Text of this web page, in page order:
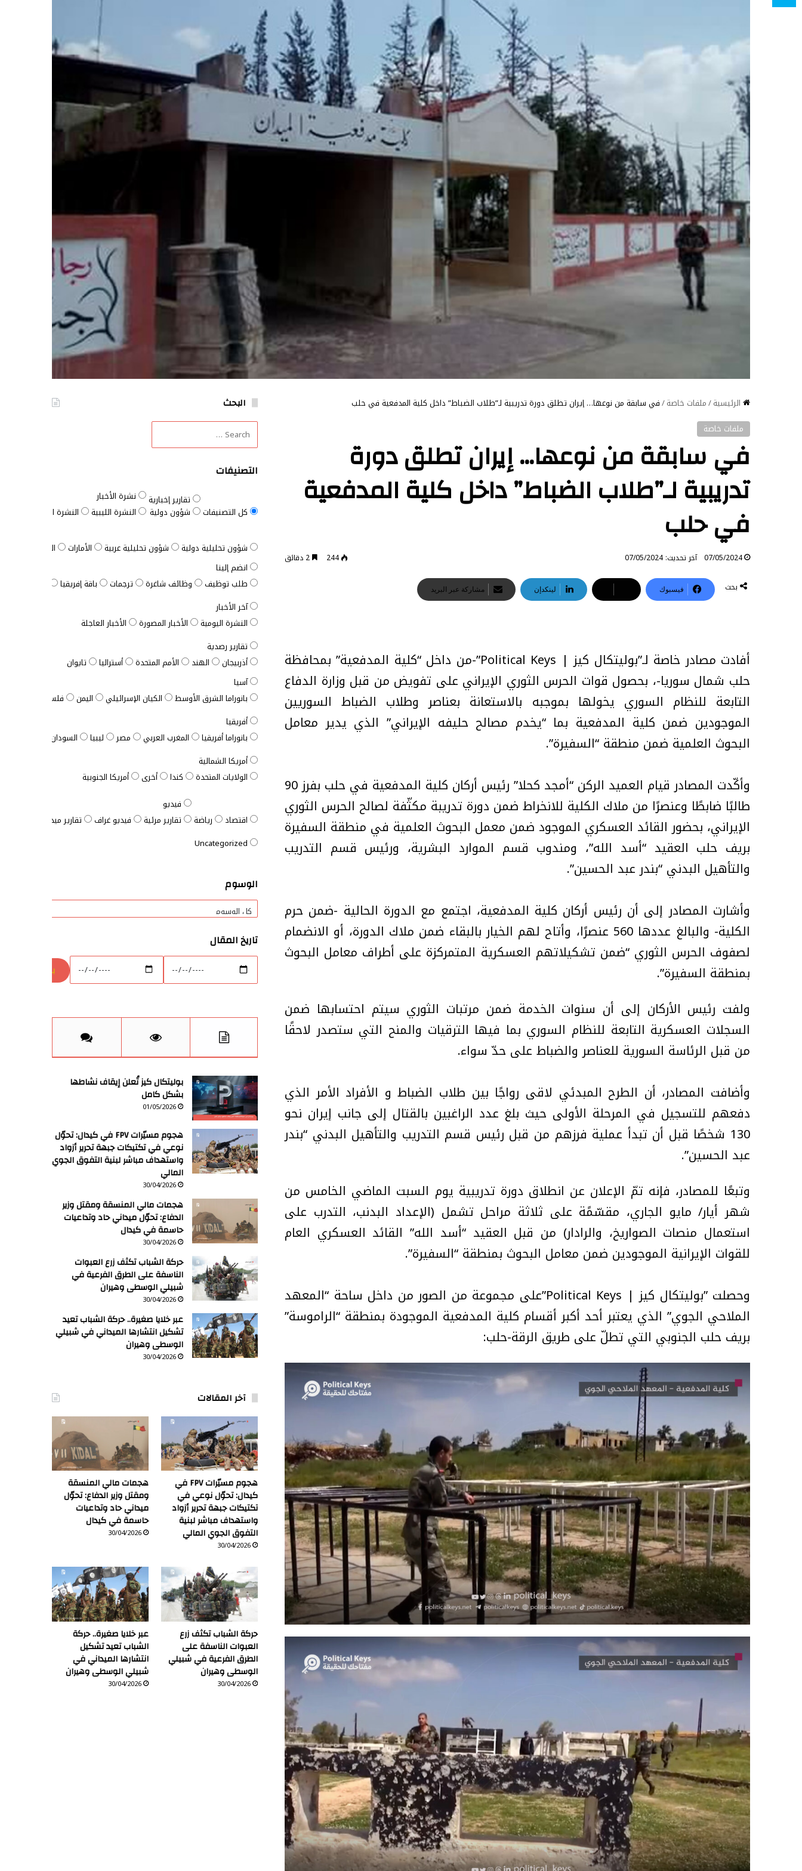
الرئيسية/ملفات خاصة/في سابقة من نوعها… إيران تطلق دورة تدريبية لـ”طلاب الضباط” داخل كلية المدفعية في حلب
ملفات خاصة
في سابقة من نوعها… إيران تطلق دورة
تدريبية لـ”طلاب الضباط” داخل كلية المدفعية
في حلب
07/05/2024 آخر تحديث: 07/05/2024 244
بحث فيسبوك لينكدإن مشاركة عبر البريد
أفادت مصادر خاصة لـ”بوليتكال كيز | Political Keys”-من داخل “كلية المدفعية” بمحافظة
حلب شمال سوريا-، بحصول قوات الحرس الثوري الإيراني على تفويض من قبل وزارة الدفاع
التابعة للنظام السوري يخولها بموجبه بالاستعانة بعناصر وطلاب الضباط السوريين
الموجودين ضمن كلية المدفعية بما “يخدم مصالح حليفه الإيراني” الذي يدير معامل
البحوث العلمية ضمن منطقة “السفيرة”.
وأكّدت المصادر قيام العميد الركن “أمجد كحلا” رئيس أركان كلية المدفعية في حلب بفرز 90
طالبًا ضابطًا وعنصرًا من ملاك الكلية للانخراط ضمن دورة تدريبة مكثّفة لصالح الحرس الثوري
الإيراني، بحضور القائد العسكري الموجود ضمن معمل البحوث العلمية في منطقة السفيرة
بريف حلب العقيد “أسد الله”، ومندوب قسم الموارد البشرية، ورئيس قسم التدريب
والتأهيل البدني “بندر عبد الحسين”.
وأشارت المصادر إلى أن رئيس أركان كلية المدفعية، اجتمع مع الدورة الحالية -ضمن حرم
الكلية- والبالغ عددها 560 عنصرًا، وأتاح لهم الخيار بالبقاء ضمن ملاك الدورة، أو الانضمام
لصفوف الحرس الثوري “ضمن تشكيلاتهم العسكرية المتمركزة على أطراف معامل البحوث
بمنطقة السفيرة”.
ولفت رئيس الأركان إلى أن سنوات الخدمة ضمن مرتبات الثوري سيتم احتسابها ضمن
السجلات العسكرية التابعة للنظام السوري بما فيها الترقيات والمنح التي ستصدر لاحقًا
من قبل الرئاسة السورية للعناصر والضباط على حدّ سواء.
وأضافت المصادر، أن الطرح المبدئي لاقى رواجًا بين طلاب الضباط و الأفراد الأمر الذي
دفعهم للتسجيل في المرحلة الأولى حيث بلغ عدد الراغبين بالقتال إلى جانب إيران نحو
130 شخصًا قبل أن تبدأ عملية فرزهم من قبل رئيس قسم التدريب والتأهيل البدني “بندر
عبد الحسين”.
وتبعًا للمصادر، فإنه تمّ الإعلان عن انطلاق دورة تدريبية يوم السبت الماضي الخامس من
شهر أيار/ مايو الجاري، مقسّمًة على ثلاثة مراحل تشمل (الإعداد البدنب، التدرب على
استعمال منصات الصواريخ، والرادار) من قبل العقيد “أسد الله” القائد العسكري العام
للقوات الإيرانية الموجودين ضمن معامل البحوث بمنطقة “السفيرة”.
وحصلت ”بوليتكال كيز | Political Keys”على مجموعة من الصور من داخل ساحة “المعهد
الملاحي الجوي” الذي يعتبر أحد أكبر أقسام كلية المدفعية الموجودة بمنطقة “الراموسة”
بريف حلب الجنوبي التي تطلّ على طريق الرقة-حلب:
البحث
التصنيفات
كل التصنيفات
تقارير إخبارية
شؤون دولية
نشرة الأخبار
النشرة الليبية
النشرة السودانية
شؤون تحليلية دولية شؤون تحليلية عربية الأمارات
الباقة الشاملة
انضم إلينا
طلب توظيف
وظائف شاغرة ترجمات باقة إفريقيا
آخر الأخبار
النشرة اليومية
الأخبار المصورة
الأخبار العاجلة
تقارير رصدية
أذربيجان
الهند الأمم المتحدة أستراليا
تايوان
آسيا
بانوراما الشرق الأوسط
الكيان الإسرائيلي اليمن فلسطين
أفريقيا
بانوراما أفريقيا
المغرب العربي مصر ليبيا السودان
أمريكا الشمالية
الولايات المتحدة
كندا أخرى أمريكا الجنوبية
اقتصاد رياضة
فيديو
تقارير مرئية
فيديو غراف تقارير ميدانية
الوسوم
تاريخ المقال
بوليتكال كيز تُعلن إيقاف نشاطها
بشكل كامل
01/05/2026
هجوم مسيّرات FPV في كيدال: تحوّل
نوعي في تكتيكات جبهة تحرير أزواد
واستهداف مباشر لبنية التفوق الجوي
المالي
30/04/2026
هجمات مالي المنسقة ومقتل وزير
الدفاع: تحوّل ميداني حاد وتداعيات
حاسمة في كيدال
30/04/2026
حركة الشباب تكثف زرع العبوات
الناسفة على الطرق الفرعية في
شبيلي الوسطى وهيران
30/04/2026
عبر خلايا صغيرة.. حركة الشباب تعيد
تشكيل انتشارها الميداني في شبيلي
الوسطى وهيران
30/04/2026
آخر المقالات
هجوم مسيّرات FPV في
كيدال: تحوّل نوعي في
تكتيكات جبهة تحرير أزواد
واستهداف مباشر لبنية
التفوق الجوي المالي
30/04/2026
هجمات مالي المنسقة
ومقتل وزير الدفاع: تحوّل
ميداني حاد وتداعيات
حاسمة في كيدال
30/04/2026
حركة الشباب تكثف زرع
العبوات الناسفة على
الطرق الفرعية في شبيلي
الوسطى وهيران
30/04/2026
عبر خلايا صغيرة.. حركة
الشباب تعيد تشكيل
انتشارها الميداني في
شبيلي الوسطى وهيران
30/04/2026